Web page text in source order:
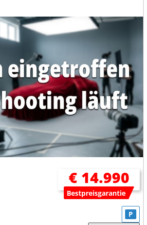
€ 14.990
Bestpreisgarantie
P